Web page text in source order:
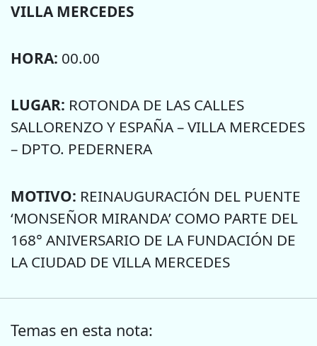
VILLA MERCEDES
HORA: 00.00
LUGAR: ROTONDA DE LAS CALLES
SALLORENZO Y ESPAÑA – VILLA MERCEDES
– DPTO. PEDERNERA
MOTIVO: REINAUGURACIÓN DEL PUENTE
‘MONSEÑOR MIRANDA’ COMO PARTE DEL
168° ANIVERSARIO DE LA FUNDACIÓN DE
LA CIUDAD DE VILLA MERCEDES
Temas en esta nota: